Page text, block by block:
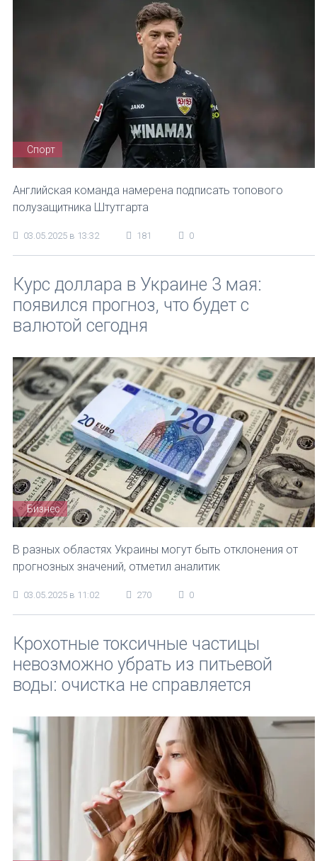
Спорт
Английская команда намерена подписать топового
полузащитника Штутгарта
03.05.2025 в 13:32 181 0
Курс доллара в Украине 3 мая:
появился прогноз, что будет с
валютой сегодня
Бизнес
В разных областях Украины могут быть отклонения от
прогнозных значений, отметил аналитик
03.05.2025 в 11:02 270 0
Крохотные токсичные частицы
невозможно убрать из питьевой
воды: очистка не справляется